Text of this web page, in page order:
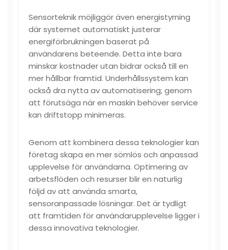
Sensorteknik möjliggör även energistyrning
där systemet automatiskt justerar
energiförbrukningen baserat på
användarens beteende. Detta inte bara
minskar kostnader utan bidrar också till en
mer hållbar framtid. Underhållssystem kan
också dra nytta av automatisering; genom
att förutsäga när en maskin behöver service
kan driftstopp minimeras.
Genom att kombinera dessa teknologier kan
företag skapa en mer sömlös och anpassad
upplevelse för användarna. Optimering av
arbetsflöden och resurser blir en naturlig
följd av att använda smarta,
sensoranpassade lösningar. Det är tydligt
att framtiden för användarupplevelse ligger i
dessa innovativa teknologier.